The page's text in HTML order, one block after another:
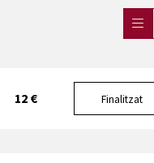
12 € Finalitzat